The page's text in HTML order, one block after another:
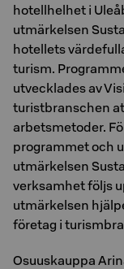
hotellhelhet i
utmärkelsen
hotellets
turism.
utvecklades av
turistbranschen
arbetsmetoder.
programmet och
utmärkelsen
verksamhet följs
utmärkelsen
företag i
Osuuskauppa